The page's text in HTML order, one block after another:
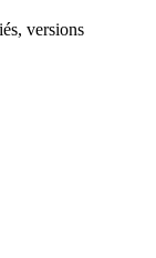
versions